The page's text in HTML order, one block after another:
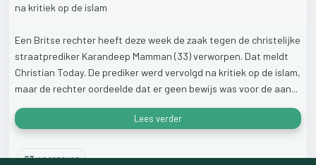
na kritiek op de islam
Een Britse rechter heeft deze week de zaak tegen de christelijke
straatprediker Karandeep Mamman (33)verworpen. Dat meldt
Christian Today. De predikerwerd vervolgd na kritiek op de islam,
maar de rechter oordeelde dat er geen bewijs was voor de aan...
Lees verder
63weergaven